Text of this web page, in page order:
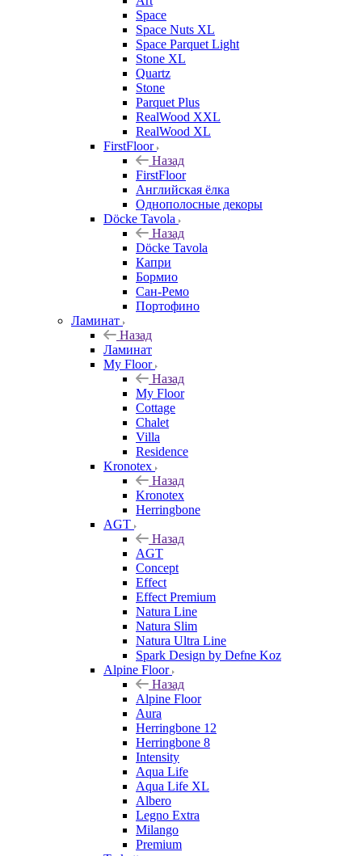
Space
Space Nuts XL
Space Parquet Light
Stone XL
Quartz
Stone
Parquet Plus
RealWood XXL
RealWood XL
FirstFloor
Назад
FirstFloor
Английская ёлка
Однополосные декоры
Döcke Tavola
Назад
Döcke Tavola
Капри
Бормио
Сан-Ремо
Портофино
Ламинат
Назад
Ламинат
My Floor
Назад
My Floor
Cottage
Chalet
Villa
Residence
Kronotex
Назад
Kronotex
Herringbone
AGT
Назад
AGT
Concept
Effect
Effect Premium
Natura Line
Natura Slim
Natura Ultra Line
Spark Design by Defne Koz
Alpine Floor
Назад
Alpine Floor
Aura
Herringbone 12
Herringbone 8
Intensity
Aqua Life
Aqua Life XL
Albero
Legno Extra
Milango
Premium